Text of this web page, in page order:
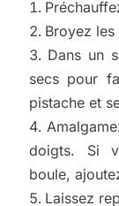
Broyez
Dans un
secs pour
pistache et
doigts. Si
boule,
Laissez